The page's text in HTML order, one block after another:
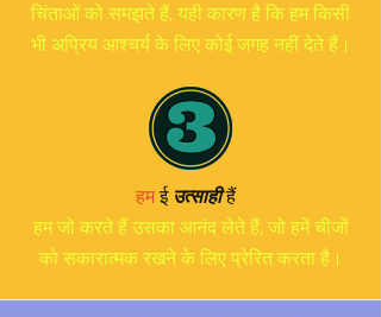
चिंताओं को समझते हैं, यही कारण है कि हम किसी
भी अप्रिय आश्चर्य के लिए कोई जगह नहीं देते हैं।
हमई उत्साहीहैं
हम जो करते हैं उसका आनंद लेते हैं, जो हमें चीजों
को सकारात्मक रखने के लिए प्रेरित करता है।